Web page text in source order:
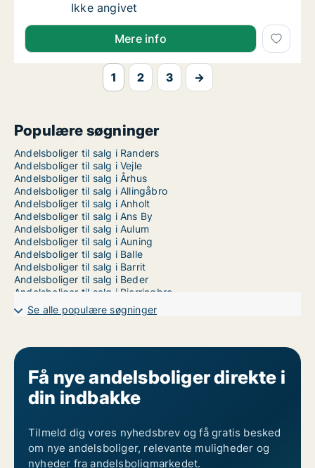
Ca. 115 m2 andelsbolig til salg i 7100 Vejle,
Ikke angivet
Mere info
1 2 3 →
Populære søgninger
Andelsboliger til salg i Randers
Andelsboliger til salg i Vejle
Andelsboliger til salg i Århus
Andelsboliger til salg i Allingåbro
Andelsboliger til salg i Anholt
Andelsboliger til salg i Ans By
Andelsboliger til salg i Aulum
Andelsboliger til salg i Auning
Andelsboliger til salg i Balle
Andelsboliger til salg i Barrit
Andelsboliger til salg i Beder
Andelsboliger til salg i Bjerringbro
Andelsboliger til salg i Bording
Andelsboliger til salg i Brabrand
Andelsboliger til salg i Brædstrup
Andelsboliger til salg i Bækmarksbro
Andelsboliger til salg i Bøvlingbjerg
Andelsboliger til salg i Daugård
Andelsboliger til salg i Ebeltoft
Andelsboliger til salg i Ejstrupholm
Andelsboliger til salg i Endelave
Andelsboliger til salg i Engesvang
Se alle populære søgninger
Få nye andelsboliger direkte i
din indbakke
Tilmeld dig vores nyhedsbrev og få gratis besked
om nye andelsboliger, relevante muligheder og
nyheder fra andelsboligmarkedet.